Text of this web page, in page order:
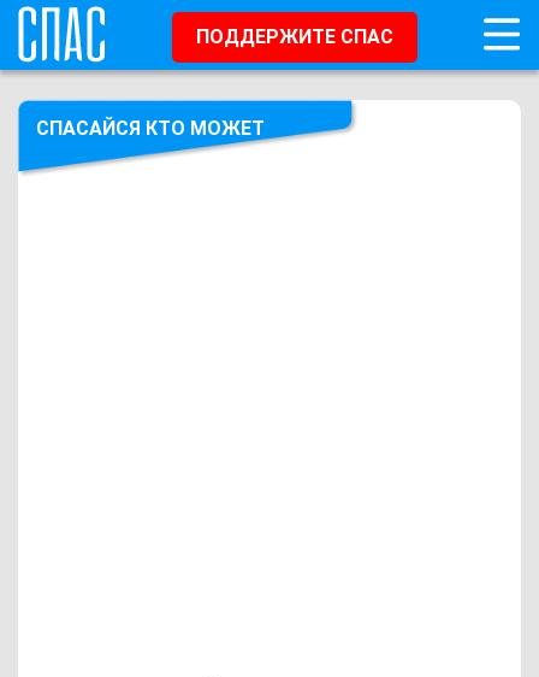
ПОДДЕРЖИТЕ СПАС
СПАСАЙСЯ КТО МОЖЕТ